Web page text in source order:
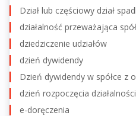
Dział lub częściowy dział
działalność przeważająca
dziedziczenie udziałów
dzień dywidendy
Dzień dywidendy w spółce z
dzień rozpoczęcia działalności
e-doręczenia